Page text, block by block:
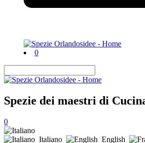
0
Spezie dei maestri di
0
Italiano English